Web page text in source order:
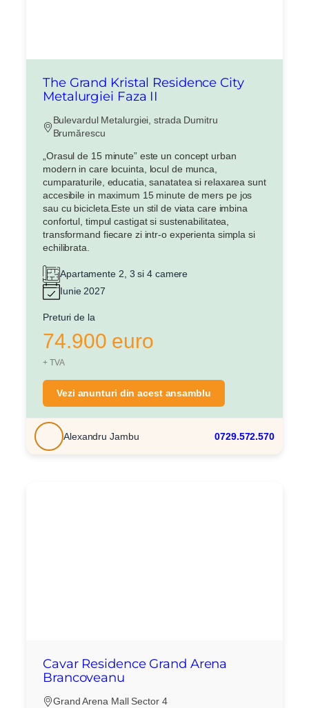
The Grand Kristal Residence City
Metalurgiei Faza II
Bulevardul Metalurgiei, strada Dumitru
Brumărescu
„Orasul de 15 minute” este un concept urban
modern in care locuinta, locul de munca,
cumparaturile, educatia, sanatatea si relaxarea sunt
accesibile in maximum 15 minute de mers pe jos
sau cu bicicleta.Este un stil de viata care imbina
confortul, timpul castigat si sustenabilitatea,
transformand fiecare zi intr-o experienta simpla si
echilibrata.
Apartamente 2, 3 si 4 camere
Iunie 2027
Preturi de la
74.900 euro
+ TVA
Vezi anunturi din acest ansamblu
Alexandru Jambu 0729.572.570
Cavar Residence Grand Arena
Brancoveanu
Grand Arena Mall Sector 4